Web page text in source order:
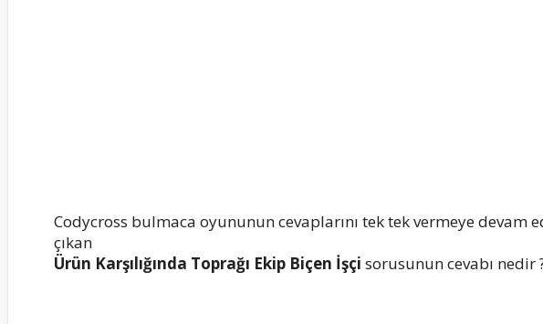
Codycross bulmaca oyununun cevaplarını tek tek vermeye devam
çıkan
Ürün Karşılığında Toprağı Ekip Biçen İşçi sorusunun cevabı nedir